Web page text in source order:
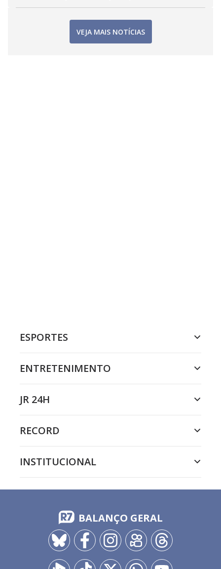
VEJA MAIS NOTÍCIAS
ESPORTES
ENTRETENIMENTO
JR 24H
RECORD
INSTITUCIONAL
BALANÇO GERAL